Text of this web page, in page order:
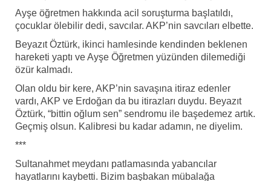
Ayşe öğretmen hakkında acil soruşturma başlatıldı,
çocuklar ölebilir dedi, savcılar. AKP’nin savcıları elbette.
Beyazıt Öztürk, ikinci hamlesinde kendinden beklenen
hareketi yaptı ve Ayşe Öğretmen yüzünden dilemediği
özür kalmadı.
Olan oldu bir kere, AKP’nin savaşına itiraz edenler
vardı, AKP ve Erdoğan da bu itirazları duydu. Beyazıt
Öztürk, “bittin oğlum sen” sendromu ile başedemez artık.
Geçmiş olsun. Kalibresi bu kadar adamın, ne diyelim.
***
Sultanahmet meydanı patlamasında yabancılar
hayatlarını kaybetti. Bizim başbakan mübalağa